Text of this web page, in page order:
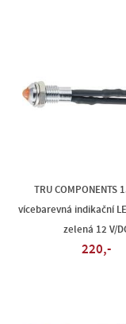
TRU COMPONENTS
vícebarevná indikační
zelená 12 V/
220,-